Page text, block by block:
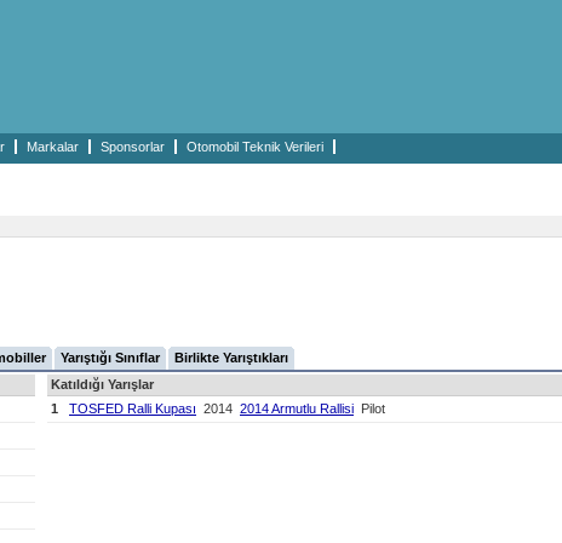
Markalar Sponsorlar Otomobil Teknik Verileri
Yarıştığı Sınıflar
Birlikte Yarıştıkları
Katıldığı Yarışlar
1
TOSFED Ralli Kupası 2014 2014 Armutlu Rallisi Pilot